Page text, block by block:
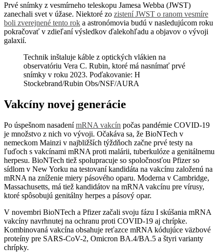
Prvé snímky z vesmírneho teleskopu Jamesa Webba (JWST)
zanechali svet v úžase. Niektoré zo zistení JWST o ranom vesmíre
boli zverejnené tento rok a astronómovia budú v nasledujúcom roku
pokračovať v zdieľaní výsledkov ďalekohľadu a objavov o vývoji
galaxií.
Technik inštaluje káble z optických vlákien na
observatóriu Vera C. Rubin, ktoré má nasnímať prvé
snímky v roku 2023. Poďakovanie: H
Stockebrand/Rubin Obs/NSF/AURA
Vakcíny novej generácie
Po úspešnom nasadenímRNA vakcín počas pandémie COVID-19
je množstvo z nich vo vývoji. Očakáva sa, že BioNTech v
nemeckom Mainzi v najbližších týždňoch začne prvé testy na
ľuďoch s vakcínami mRNA proti malárii, tuberkulóze a genitálnemu
herpesu. BioNTech tiež spolupracuje so spoločnosťou Pfizer so
sídlom v New Yorku na testovaní kandidáta na vakcínu založenú na
mRNA na zníženie miery pásového oparu. Moderna v Cambridge,
Massachusetts, má tiež kandidátov na mRNA vakcínu pre vírusy,
ktoré spôsobujú genitálny herpes a pásový opar.
V novembri BioNTech a Pfizer začali svoju fázu I skúšania mRNA
vakcíny navrhnutej na ochranu proti COVID-19 aj chrípke.
Kombinovaná vakcína obsahuje reťazce mRNA kódujúce väzbové
proteíny pre SARS-CoV-2, Omicron BA.4/BA.5 a štyri varianty
chrípky.